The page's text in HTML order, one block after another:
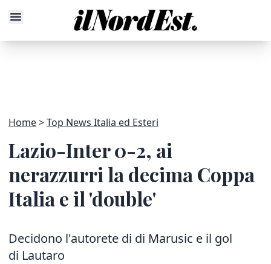
Home Top News Italia ed Esteri
Lazio-Inter 0-2, ai
nerazzurri la decima Coppa
Italia e il 'double'
Decidono l'autorete di di Marusic e il gol
di Lautaro